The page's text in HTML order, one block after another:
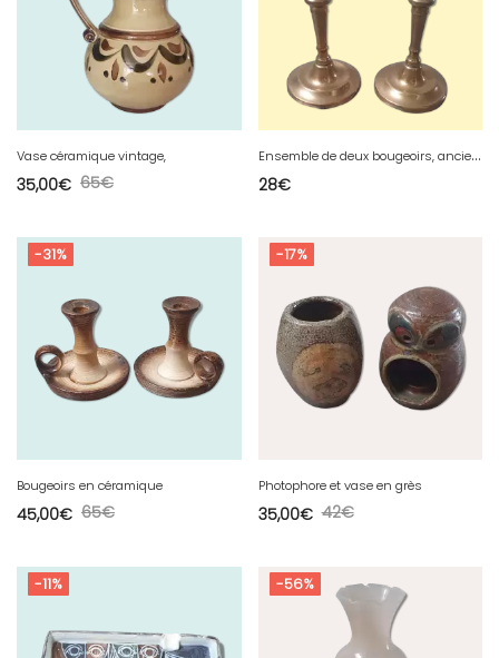
Vase céramique vintage,
65€
35,00€
E
nsemble de deux bougeoirs, anciens, en laiton
28€
-31%
Bougeoirs en céramique
65€
45,00€
-17%
Photophore et vase en grès
42€
35,00€
-11% -56%